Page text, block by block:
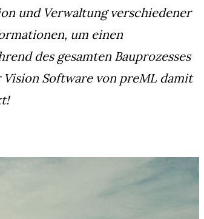
und Verwaltung verschiedener
um einen
des gesamten Bauprozesses
Software von preML damit